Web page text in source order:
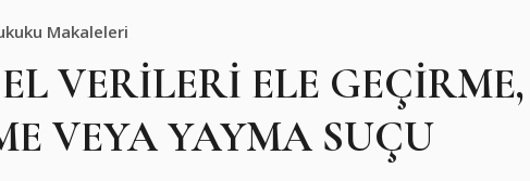
Makaleleri
VERİLERİ ELE GEÇİRME,
VEYA YAYMA SUÇU